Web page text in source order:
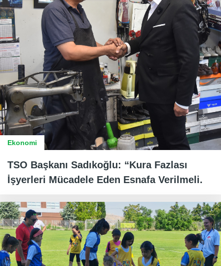
Ekonomi
TSO Başkanı Sadıkoğlu: “Kura Fazlası
İşyerleri Mücadele Eden Esnafa Verilmeli.